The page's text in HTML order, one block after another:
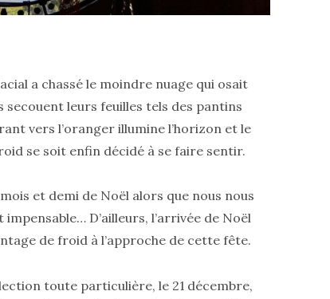
a chassé le moindre nuage qui osait
secouent leurs feuilles tels des pantins
vers l’oranger illumine l’horizon et le
se soit enfin décidé à se faire sentir.
et demi de Noël alors que nous nous
D’ailleurs, l’arrivée de Noël
de froid à l’approche de cette fête.
toute particulière, le 21 décembre,